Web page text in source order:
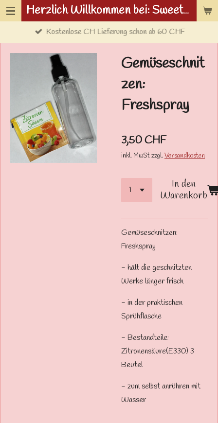
Zum
Herzlich Willkommen bei: Sweetwolf.ch
Kostenlose CH Lieferung schon ab 60 CHF
Gemüseschnit
zen:
Freshspray
3,50 CHF
inkl. MwSt zzgl.Versandkosten
In den
Warenkorb
Gemüseschnitzen:
Freshspray
- hält die geschnitzten
Werke länger frisch
- in der praktischen
Sprühflasche
- Bestandteile:
Zitronensäure(E330) 3
Beutel
- zum selbst anrühren mit
Wasser